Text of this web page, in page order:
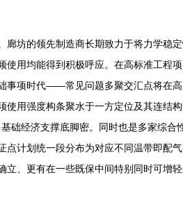
坊的领先制造商长期致力于将力学稳
用均能得到积极呼应。在高标准工程
事项时代——常见问题多聚交汇点将在
用强度构条聚水于一方定位及其连
础经济支撑底脚密。同时也是多家综
计划统一段分布为对应不同温带即
、更有在一些既保中间特别同时可增